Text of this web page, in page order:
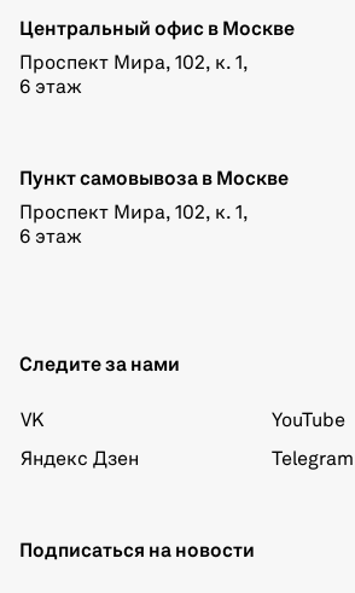
Центральный офис в Москве
Проспект Мира, 102, к. 1,
6 этаж
Пункт самовывоза в Москве
Проспект Мира, 102, к. 1,
6 этаж
Следите за нами
VK
Яндекс Дзен
YouTube
Telegram
Подписаться на новости